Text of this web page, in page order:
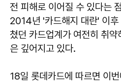
전 피해로 이어질 수 있다는
2014년 '카드해지 대란' 이후
쳤던 카드업계가 여전히 취
은 깊어지고 있다.
18일 롯데카드에 따르면 이